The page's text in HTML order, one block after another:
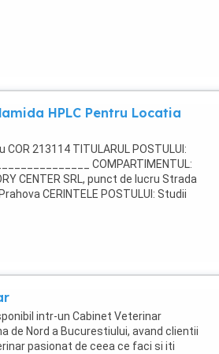
HPLC Pentru Locatia
COR 213114 TITULARUL POSTULUI:
COMPARTIMENTUL:
CENTER SRL, punct de lucru Strada
CERINTELE POSTULUI: Studii
absolvite ...
intr-un Cabinet Veterinar
de Nord a Bucurestiului, avand clientii
pasionat de ceea ce faci si iti